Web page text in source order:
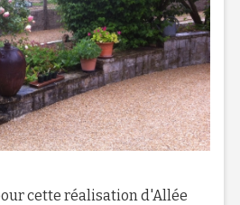
cette réalisation d'Allée